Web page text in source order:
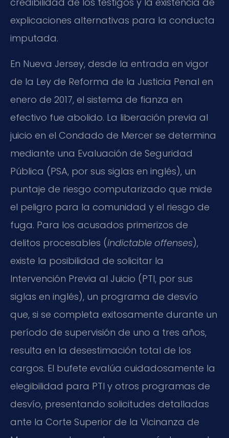
explicaciones alternativas para la conducta
imputada.
En Nueva Jersey, desde la entrada en vigor
de la Ley de Reforma de la Justicia Penal en
enero de 2017, el sistema de fianza en
efectivo fue abolido. La liberación previa al
juicio en el Condado de Mercer se determina
mediante una Evaluación de Seguridad
Pública (PSA, por sus siglas en inglés), un
puntaje de riesgo computarizado que mide
el peligro para la comunidad y el riesgo de
fuga. Para los acusados primerizos de
delitos procesables (indictable offenses),
existe la posibilidad de solicitar la
Intervención Previa al Juicio (PTI, por sus
siglas en inglés), un programa de desvío
que, si se completa exitosamente durante un
período de supervisión de uno a tres años,
resulta en la desestimación total de los
cargos. El bufete evalúa cuidadosamente la
elegibilidad para PTI y otros programas de
desvío, presentando solicitudes detalladas
ante la Corte Superior de la Vicinanza de